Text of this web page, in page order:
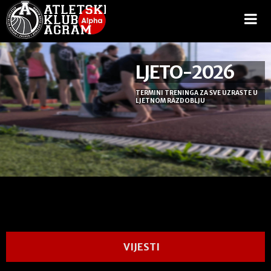
LJETO-2026
TERMINI TRENINGA ZA SVE UZRASTE U
LJETNOM RAZDOBLJU
VIJESTI